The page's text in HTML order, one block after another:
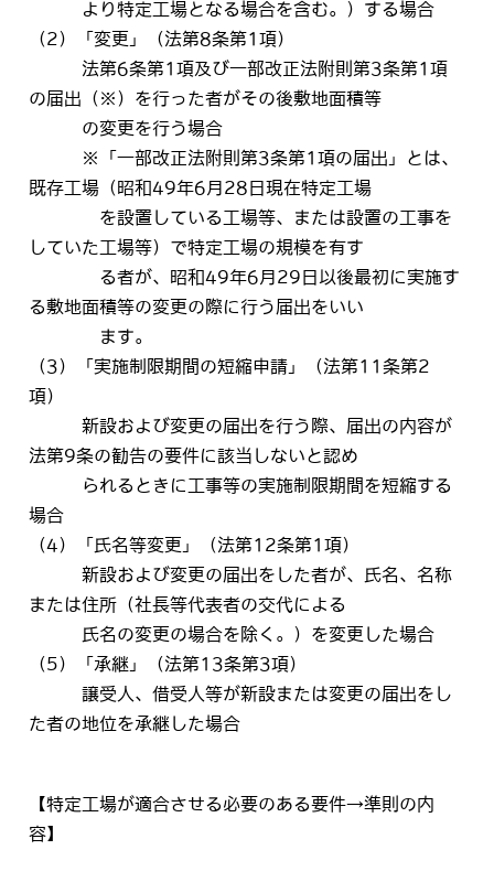
より特定工場となる場合を含む。）する場合
（2）「変更」（法第8条第1項）
法第6条第1項及び一部改正法附則第3条第1項
の届出（※）を行った者がその後敷地面積等
の変更を行う場合
※「一部改正法附則第3条第1項の届出」とは、
既存工場（昭和49年6月28日現在特定工場
を設置している工場等、または設置の工事を
していた工場等）で特定工場の規模を有す
る者が、昭和49年6月29日以後最初に実施す
る敷地面積等の変更の際に行う届出をいい
ます。
（3）「実施制限期間の短縮申請」（法第11条第2
項）
新設および変更の届出を行う際、届出の内容が
法第9条の勧告の要件に該当しないと認め
られるときに工事等の実施制限期間を短縮する
場合
（4）「氏名等変更」（法第12条第1項）
新設および変更の届出をした者が、氏名、名称
または住所（社長等代表者の交代による
氏名の変更の場合を除く。）を変更した場合
（5）「承継」（法第13条第3項）
譲受人、借受人等が新設または変更の届出をし
た者の地位を承継した場合
【特定工場が適合させる必要のある要件→準則の内
容】